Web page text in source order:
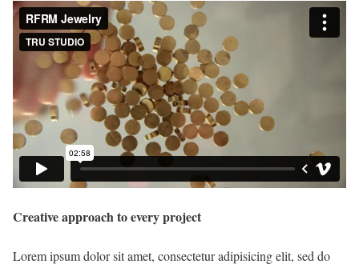
Creative approach to every project
Lorem ipsum dolor sit amet, consectetur adipisicing elit, sed do